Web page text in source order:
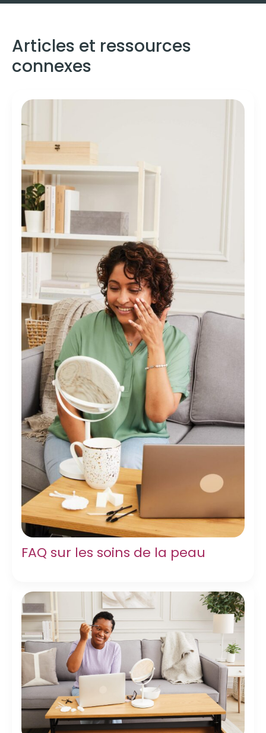
Articles et ressources
connexes
FAQ sur les soins de la peau